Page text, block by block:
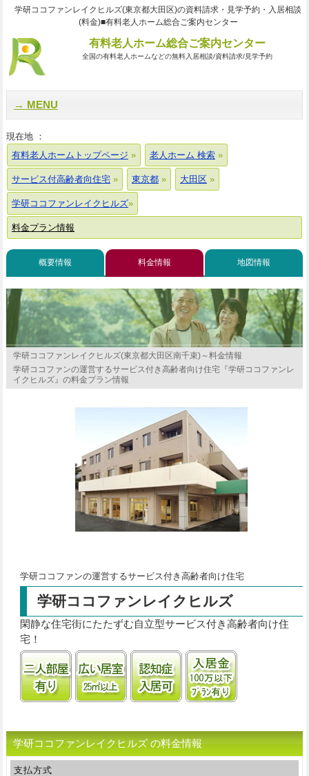
学研ココファンレイクヒルズ(東京都大田区)の資料請求・見学予約・入居相談
(料金)■有料老人ホーム総合ご案内センター
有料老人ホーム総合ご案内センター
全国の有料老人ホームなどの無料入居相談/資料請求/見学予約
MENU
現在地 ：
有料老人ホームトップページ
老人ホーム 検索
サービス付高齢者向住宅 東京都 大田区
学研ココファンレイクヒルズ
料金プラン情報
概要情報 料金情報 地図情報
学研ココファンレイクヒルズ(東京都大田区南千束)～料金情報
学研ココファンの運営するサービス付き高齢者向け住宅『学研ココファンレ
イクヒルズ』の料金プラン情報
学研ココファンの運営するサービス付き高齢者向け住宅
学研ココファンレイクヒルズ
閑静な住宅街にたたずむ自立型サービス付き高齢者向け住
宅！
二人部屋あり居室25㎡以上認知症受け入れ可入居金100万
学研ココファンレイクヒルズ の料金情報
支払方式